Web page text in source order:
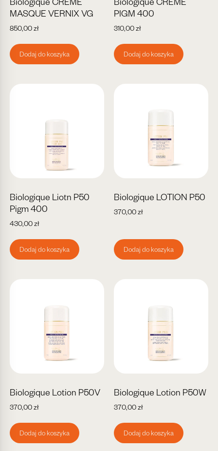
MASQUE VERNIX VG
850,00zł
Dodaj do koszyka
PIGM 400
310,00zł
Dodaj do koszyka
Biologique Liotn P50
Pigm 400
430,00zł
Dodaj do koszyka
Biologique LOTION P50
370,00zł
Dodaj do koszyka
Biologique Lotion P50V
370,00zł
Dodaj do koszyka
Biologique Lotion P50W
370,00zł
Dodaj do koszyka